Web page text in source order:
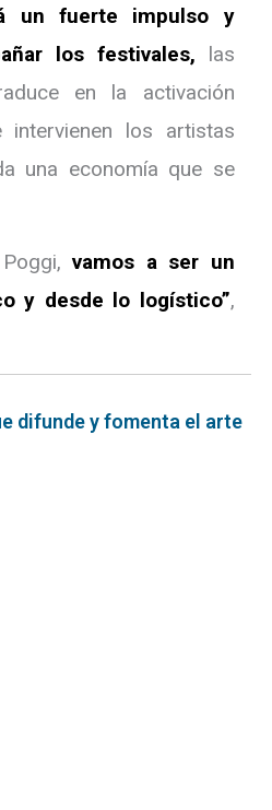
un fuerte impulso y
los festivales, las
en la activación
los artistas
una economía que se
Poggi,vamos a ser un
y desde lo logístico”,
difunde y fomenta el arte